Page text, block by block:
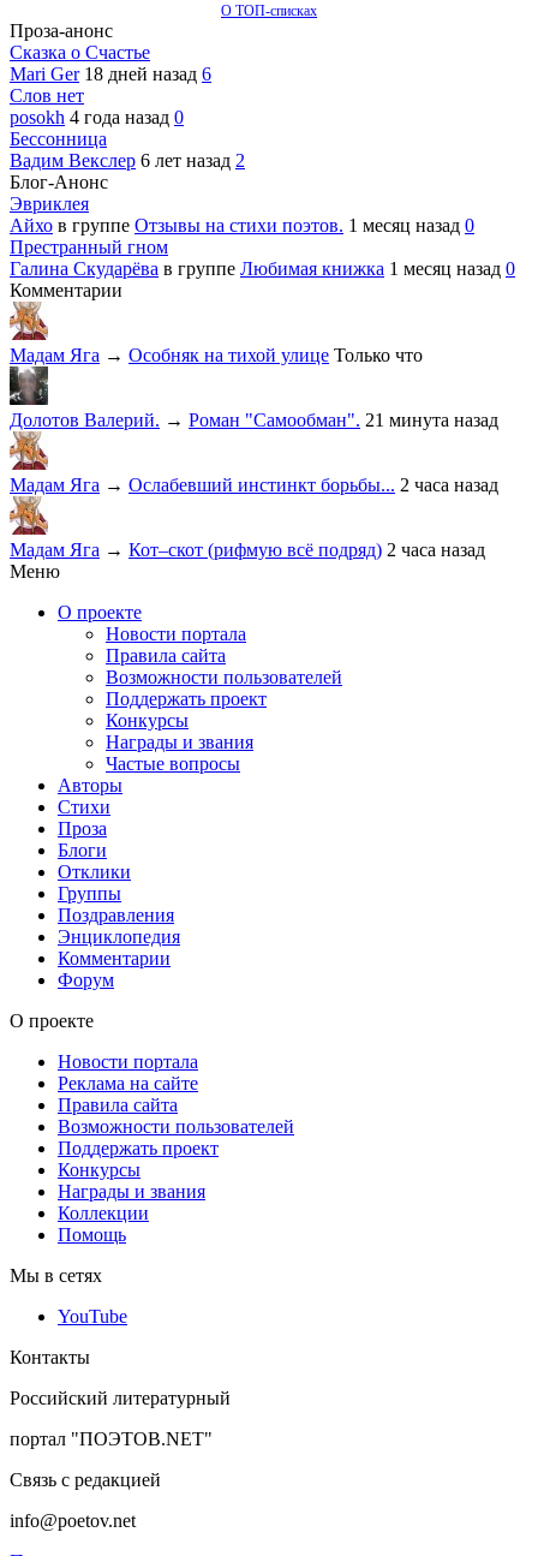
О ТОП-списках
Проза-анонс
Сказка о Счастье
Mari Ger 18 дней назад 6
Слов нет
posokh 4 года назад 0
Бессонница
Вадим Векслер 6 лет назад 2
Блог-Анонс
Эвриклея
Айхо в группе Отзывы на стихи поэтов. 1 месяц назад 0
Престранный гном
Галина Скударёва в группе Любимая книжка 1 месяц назад 0
Комментарии
Мадам Яга → Особняк на тихой улице Только что
Долотов Валерий. → Роман "Самообман". 21 минута назад
Мадам Яга → Ослабевший инстинкт борьбы... 2 часа назад
Мадам Яга → Кот–скот (рифмую всё подряд) 2 часа назад
Меню
О проекте
Новости портала
Правила сайта
Возможности пользователей
Поддержать проект
Конкурсы
Награды и звания
Частые вопросы
Авторы
Стихи
Проза
Блоги
Отклики
Группы
Поздравления
Энциклопедия
Комментарии
Форум
О проекте
Новости портала
Реклама на сайте
Правила сайта
Возможности пользователей
Поддержать проект
Конкурсы
Награды и звания
Коллекции
Помощь
Мы в сетях
YouTube
Контакты
Российский литературный
портал "ПОЭТОВ.NET"
Связь с редакцией
info@poetov.net